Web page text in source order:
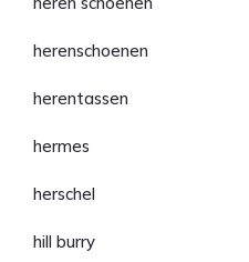
herenschoenen
herentassen
hermes
herschel
hill burry